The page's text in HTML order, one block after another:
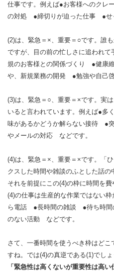
仕事です。例えば●お客様へのク
の対処 ●締切りが迫った仕事 ●せ
(2)は、緊急＝×、重要＝○です。誰
ですが、目の前の忙しさに追われ
規のお客様との関係づくり ●健
や、新規業務の開発 ●勉強や自己
(3)は、緊急＝○、重要＝×です。実
いると言われています。例えば●
味があるかどうか解らない接待 ●
やメールの対応 などです。
(4)は、緊急＝×、重要＝×です。「
クスした時間や雑談のふとした話の
それを前提にこの(4)の枠に時間を
(4)の仕事は生産的な作業ではない
ら電話 ●長時間の雑談 ●待ち時間
のない活動 などです。
さて、一番時間を使うべき枠はど
すね。では(4)の真逆である(1)でし
「緊急性は高くないが重要性は高い